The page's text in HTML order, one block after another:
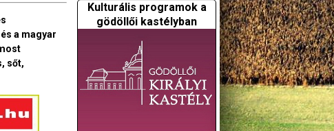
a magyar
sőt,
Kulturális programok a
gödöllői kastélyban